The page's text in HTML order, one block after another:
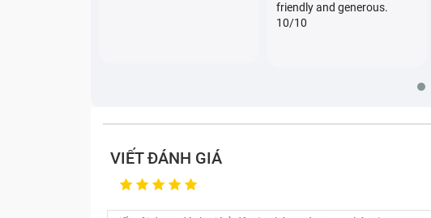
friendly and generous.
10/10
VIẾT ĐÁNH GIÁ